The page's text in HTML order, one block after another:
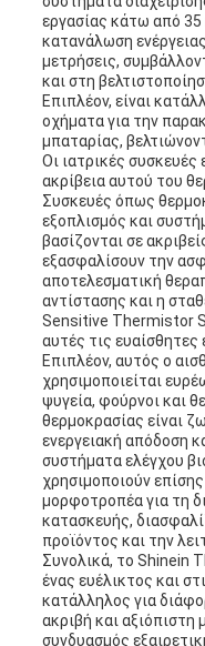
εργασίας κάτω από 35
κατανάλωση
μετρήσεις,
και στη
Επιπλέον, είναι
οχήματα για την
μπαταρίας,
Οι ιατρικές
ακρίβεια αυτού του
Συσκευές όπως
εξοπλισμός και
βασίζονται σε
εξασφαλίσουν την
αποτελεσματική
αντίστασης και η
Sensitive Thermistor
αυτές τις ευαίσθητες
Επιπλέον, αυτός ο
χρησιμοποιείται
ψυγεία, φούρνοι και
θερμοκρασίας είναι
ενεργειακή απόδοση
συστήματα ελέγχου
χρησιμοποιούν
μορφοτροπέα για τη
κατασκευής,
προϊόντος και την
Συνολικά, το Shinein
ένας ευέλικτος και
κατάλληλος για
ακριβή και
συνδυασμός